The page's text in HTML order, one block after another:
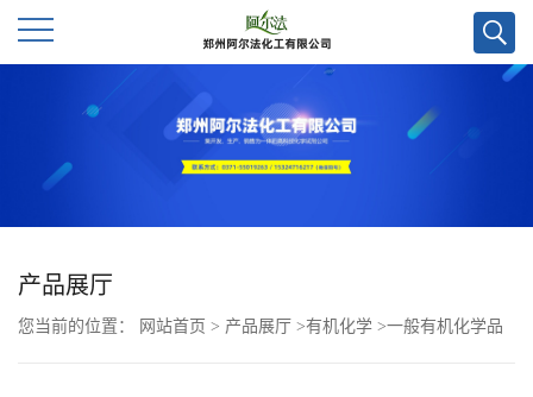
公
产品展厅
您当前的位置： 网站首页 > 产品展厅 >有机化学 >一般有机化学品